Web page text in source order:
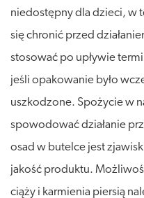
niedostępny dla dzieci, w
się chronić przed
stosować po upływie
jeśli opakowanie było
uszkodzone. Spożycie w
spowodować działanie
osad w butelce jest
jakość produktu.
ciąży i karmienia piersią